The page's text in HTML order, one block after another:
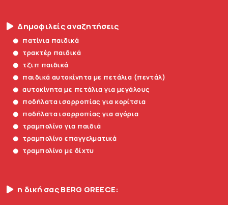
Δημοφιλείς αναζητήσεις
πατίνια παιδικά
τρακτέρ παιδικά
τζιπ παιδικά
παιδικά αυτοκίνητα με πετάλια (πεντάλ)
αυτοκίνητα με πετάλια για μεγάλους
ποδήλατα ισορροπίας για κορίτσια
ποδήλατα ισορροπίας για αγόρια
τραμπολίνο για παιδιά
τραμπολίνο επαγγελματικά
τραμπολίνο με δίχτυ
η δική σας BERG GREECE: